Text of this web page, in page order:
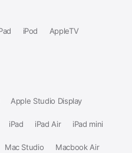
iPod AppleTV
Apple Studio Display
iPad iPad Air iPad mini
Mac Studio Macbook Air